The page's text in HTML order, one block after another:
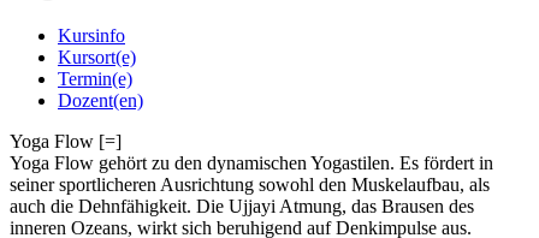
Kursinfo
Kursort(e)
Termin(e)
Dozent(en)
Yoga Flow [=]
Yoga Flow gehört zu den dynamischen Yogastilen. Es fördert in
seiner sportlicheren Ausrichtung sowohl den Muskelaufbau, als
auch die Dehnfähigkeit. Die Ujjayi Atmung, das Brausen des
inneren Ozeans, wirkt sich beruhigend auf Denkimpulse aus.